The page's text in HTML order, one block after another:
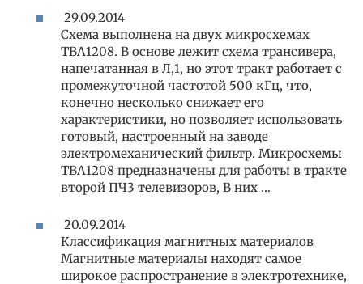
29.09.2014
Схема выполнена на двух микросхемах
ТВА1208. В основе лежит схема трансивера,
напечатанная в Л,1, но этот тракт работает с
промежуточной частотой 500 кГц, что,
конечно несколько снижает eгo
характеристики, но позволяет использовать
готовый, нacтpoeнный на заводе
электромеханический фильтр. Микросхемы
ТВА1208 предназначены для работы в тракте
второй ПЧ3 телевизоров, В них …
20.09.2014
Классификация магнитных материалов
Магнитные материалы находят самое
широкое распространение в электротехнике,